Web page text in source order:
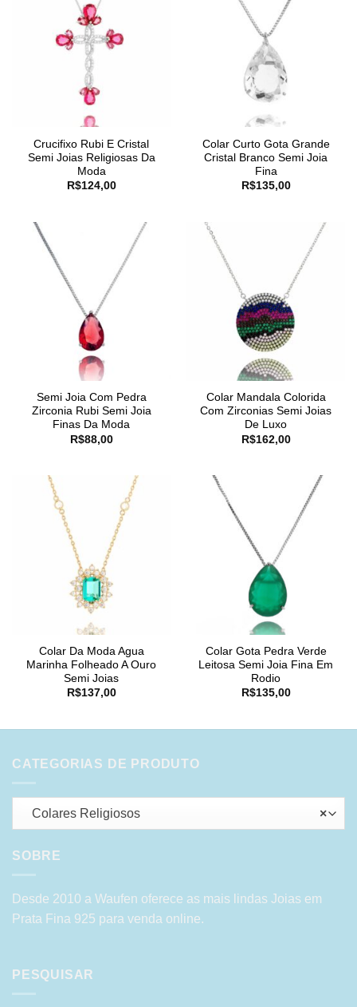
Crucifixo Rubi E Cristal
Semi Joias Religiosas Da
Moda
R$124,00
Colar Curto Gota Grande
Cristal Branco Semi Joia
Fina
R$135,00
Semi Joia Com Pedra
Zirconia Rubi Semi Joia
Finas Da Moda
R$88,00
Colar Mandala Colorida
Com Zirconias Semi Joias
De Luxo
R$162,00
Colar Da Moda Agua
Marinha Folheado A Ouro
Semi Joias
R$137,00
Colar Gota Pedra Verde
Leitosa Semi Joia Fina Em
Rodio
R$135,00
CATEGORIAS DE PRODUTO
×
Colares Religiosos
SOBRE
Desde 2010 a Waufen oferece as mais lindas Joias em
Prata Fina 925 para venda online.
PESQUISAR